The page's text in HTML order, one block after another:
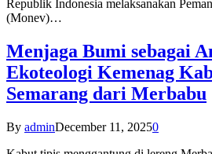
Republik Indonesia melaksanakan
(Monev)…
Menjaga Bumi sebagai
Ekoteologi Kemenag
Semarang dari Merbabu
By adminDecember 11, 20250